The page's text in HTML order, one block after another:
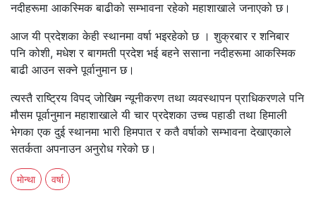
नदीहरूमा आकस्मिक बाढीको सम्भावना रहेको महाशाखाले जनाएको छ।
आज यी प्रदेशका केही स्थानमा वर्षा भइरहेको छ । शुक्रबार र शनिबार
पनि कोशी, मधेश र बागमती प्रदेश भई बहने ससाना नदीहरूमा आकस्मिक
बाढी आउन सक्ने पूर्वानुमान छ।
त्यस्तै राष्ट्रिय विपद् जोखिम न्यूनीकरण तथा व्यवस्थापन प्राधिकरणले पनि
मौसम पूर्वानुमान महाशाखाले यी चार प्रदेशका उच्च पहाडी तथा हिमाली
भेगका एक दुई स्थानमा भारी हिमपात र कतै वर्षाको सम्भावना देखाएकाले
सतर्कता अपनाउन अनुरोध गरेको छ।
माेन्था वर्षा